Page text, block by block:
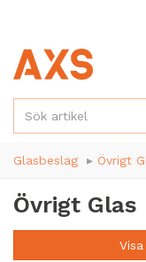
Glasbeslag Övrigt
Övrigt Glas